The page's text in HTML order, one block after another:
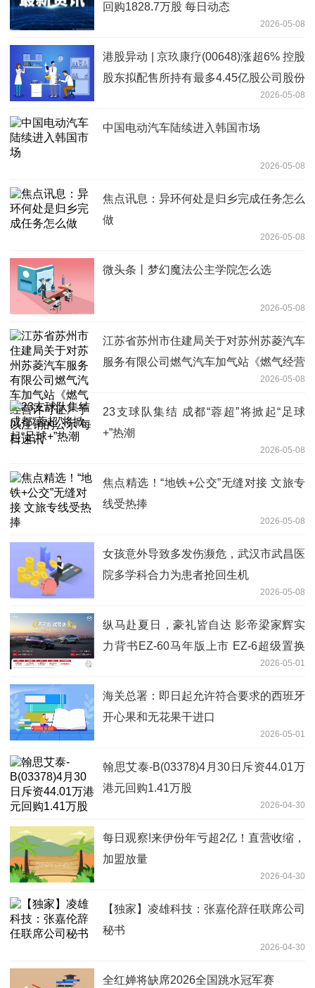
回购1828.7万股 每日动态
2026-05-08
港股异动 | 京玖康疗(00648)涨超6% 控股
股东拟配售所持有最多4.45亿股公司股份
2026-05-08
中国电动汽车陆续进入韩国市场
2026-05-08
焦点讯息：异环何处是归乡完成任务怎么
做
2026-05-08
微头条丨梦幻魔法公主学院怎么选
2026-05-08
‌江苏省苏州市住建局关于对苏州苏菱汽车
服务有限公司燃气汽车加气站《燃气经营
许可证》予以注销的公示 每日速讯2026-05-08
23支球队集结 成都“蓉超”将掀起“足球
+”热潮
2026-05-08
焦点精选！“地铁+公交”无缝对接 文旅专
线受热捧
2026-05-08
女孩意外导致多发伤濒危，武汉市武昌医
院多学科合力为患者抢回生机
2026-05-08
纵马赴夏日，豪礼皆自达 影帝梁家辉实
力背书EZ-60马年版上市 EZ-6超级置换
2026-05-01
海关总署：即日起允许符合要求的西班牙
开心果和无花果干进口
2026-05-01
翰思艾泰-B(03378)4月30日斥资44.01万
港元回购1.41万股
2026-04-30
每日观察!来伊份年亏超2亿！直营收缩，
加盟放量
2026-04-30
【独家】凌雄科技：张嘉伦辞任联席公司
秘书
2026-04-30
全红婵将缺席2026全国跳水冠军赛